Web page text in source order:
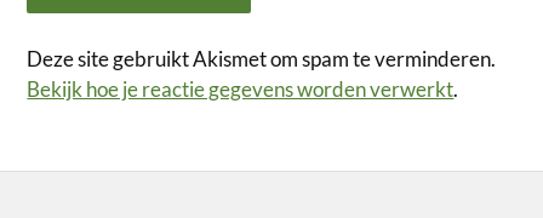
Deze site gebruikt Akismet om spam te verminderen.
Bekijk hoe je reactie gegevens worden verwerkt.